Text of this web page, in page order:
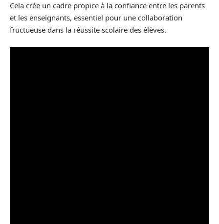
Cela crée un cadre propice à la confiance entre les parents
et les enseignants, essentiel pour une collaboration
fructueuse dans la réussite scolaire des élèves.